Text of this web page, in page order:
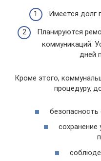
Имеется долг
Планируются
коммуникаций.
дней
Кроме этого,
процедуру,
сохранение